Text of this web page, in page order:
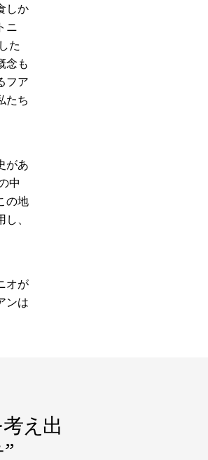
しか
ニ
た
念も
フア
たち
があ
中
の地
、
オが
ンは
え出
”